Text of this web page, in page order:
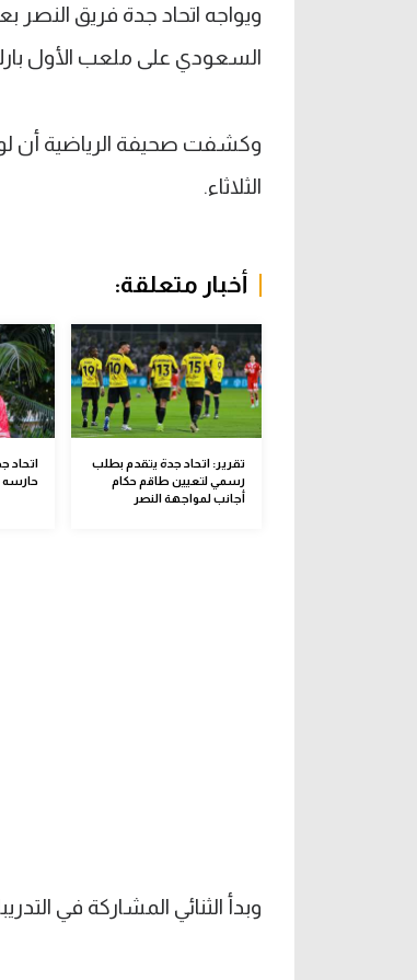
السعودي على ملعب الأول
وكشفت صحيفة الرياضية أن
الثلاثاء.
أخبار متعلقة:
تقرير: اتحاد جدة يتقدم بطلب
رسمي لتعيين طاقم حكام
أجانب لمواجهة النصر
اتحاد
حارسه
وبدأ الثنائي المشاركة في